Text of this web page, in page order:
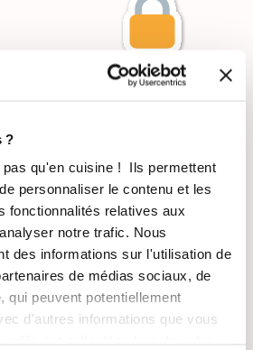
?
qu'en cuisine ! Ils permettent
personnaliser le contenu et les
fonctionnalités relatives aux
notre trafic. Nous
des informations sur l'utilisation de
de médias sociaux, de
qui peuvent potentiellement
d'autres informations que vous
PAIEMENT
SATISFAIT OU
REMBOURSÉ